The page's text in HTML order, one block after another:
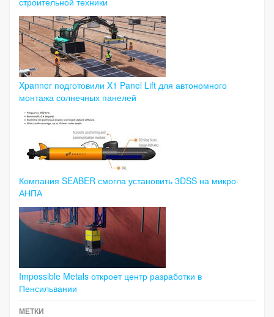
Xpanner подготовили X1 Panel Lift для автономного
монтажа солнечных панелей
Компания SEABER смогла установить 3DSS на микро-
АНПА
Impossible Metals откроет центр разработки в
Пенсильвании
МЕТКИ